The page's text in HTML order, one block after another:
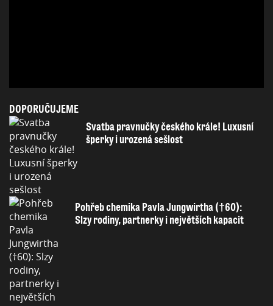
DOPORUČUJEME
Svatba pravnučky českého krále! Luxusní
šperky i urozená sešlost
Pohřeb chemika Pavla Jungwirtha (†60):
Slzy rodiny, partnerky i největších kapacit